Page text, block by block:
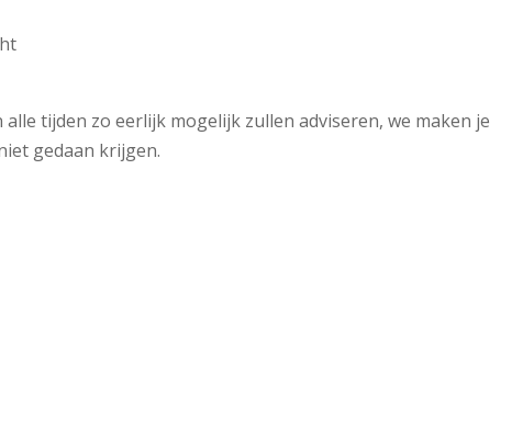
tijden zo eerlijk mogelijk zullen adviseren, we maken je
gedaan krijgen.